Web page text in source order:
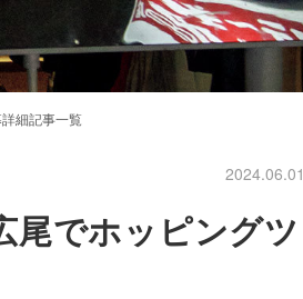
細記事一覧
2024.06.01
尾でホッピングツ